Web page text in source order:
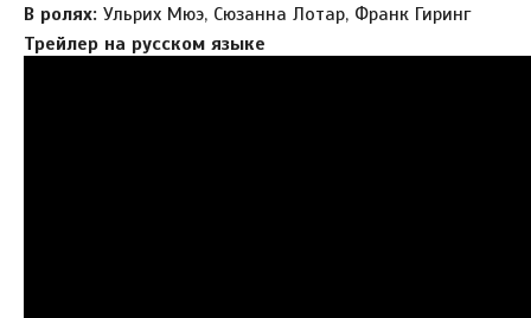
В ролях: Ульрих Мюэ, Сюзанна Лотар, Франк Гиринг
Трейлер на русском языке